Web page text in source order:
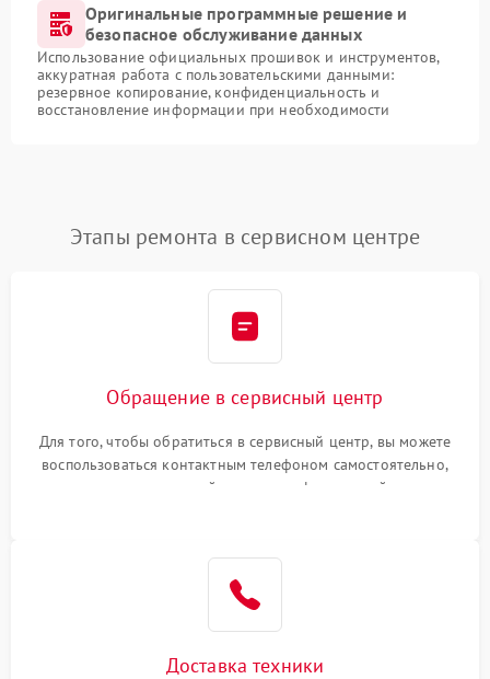
Оригинальные программные решение и
безопасное обслуживание данных
Использование официальных прошивок и инструментов,
аккуратная работа с пользовательскими данными:
резервное копирование, конфиденциальность и
восстановление информации при необходимости
Этапы ремонта в сервисном центре
Обращение в сервисный центр
Для того, чтобы обратиться в сервисный центр, вы можете
воспользоваться контактным телефоном самостоятельно,
или оставить свой номер телефона на сайте
Доставка техники